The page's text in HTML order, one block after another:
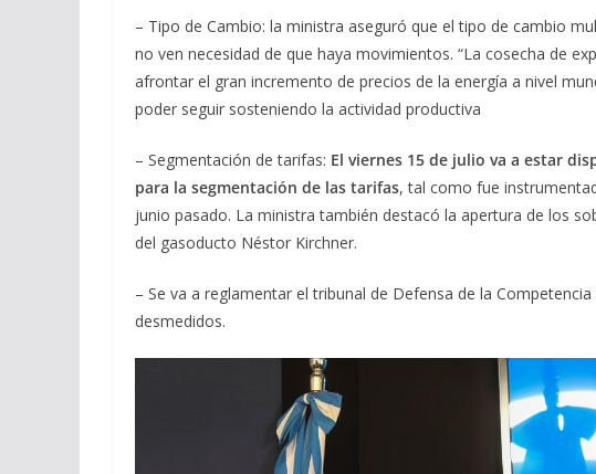
– Tipo de Cambio: la ministra aseguró que el tipo de cambio
no ven necesidad de que haya movimientos. “La cosecha de
afrontar el gran incremento de precios de la energía a nivel
poder seguir sosteniendo la actividad productiva
– Segmentación de tarifas: El viernes 15 de julio va a estar
para la segmentación de las tarifas, tal como fue
junio pasado. La ministra también destacó la apertura de los
del gasoducto Néstor Kirchner.
– Se va a reglamentar el tribunal de Defensa de la
desmedidos.